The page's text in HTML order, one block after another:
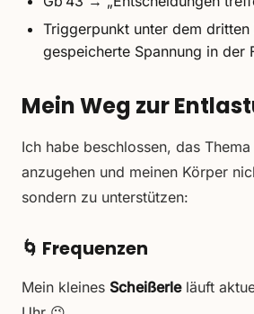
Triggerpunkt unter dem
gespeicherte Spannung in der
Mein Weg zur
Ich habe beschlossen, das Thema
anzugehen und meinen Körper
sondern zu unterstützen:
🌀 Frequenzen
Mein kleines Scheißerleläuft